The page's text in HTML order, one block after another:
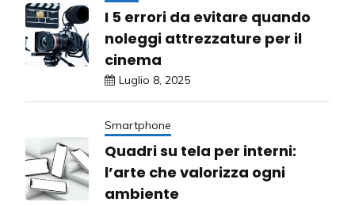
I 5 errori da evitare quando
noleggi attrezzature per il
cinema
Luglio 8, 2025
Smartphone
Quadri su tela per interni:
l’arte che valorizza ogni
ambiente